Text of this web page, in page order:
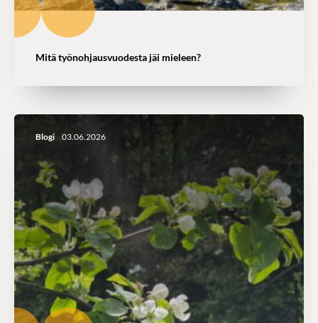
Mitä työnohjausvuodesta jäi mieleen?
Blogi 03.06.2026